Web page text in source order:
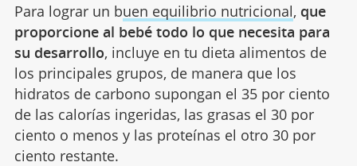
Para lograr un buen equilibrio nutricional, que
proporcione al bebé todo lo que necesita para
su desarrollo, incluye en tu dieta alimentos de
los principales grupos, de manera que los
hidratos de carbono supongan el 35 por ciento
de las calorías ingeridas, las grasas el 30 por
ciento o menos y las proteínas el otro 30 por
ciento restante.